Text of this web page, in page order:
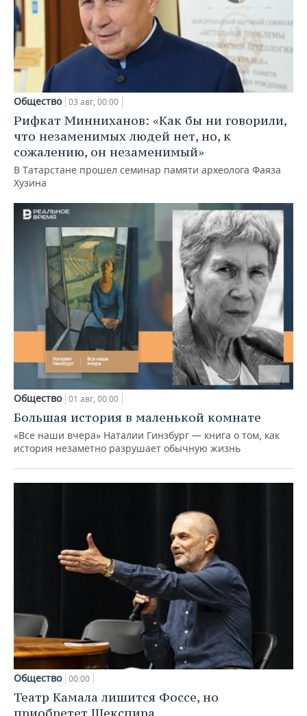
Общество 03 авг, 00:00
Рифкат Минниханов: «Как бы ни говорили,
что незаменимых людей нет, но, к
сожалению, он незаменимый»
В Татарстане прошел семинар памяти археолога Фаяза
Хузина
Общество 01 авг, 00:00
Большая история в маленькой комнате
«Все наши вчера» Наталии Гинзбург — книга о том, как
история незаметно разрушает обычную жизнь
Общество 00:00
Театр Камала лишится Фоссе, но
приобретет Шекспира